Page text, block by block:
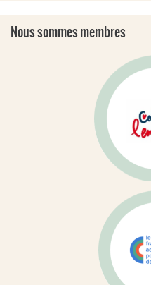
Nous sommes membres